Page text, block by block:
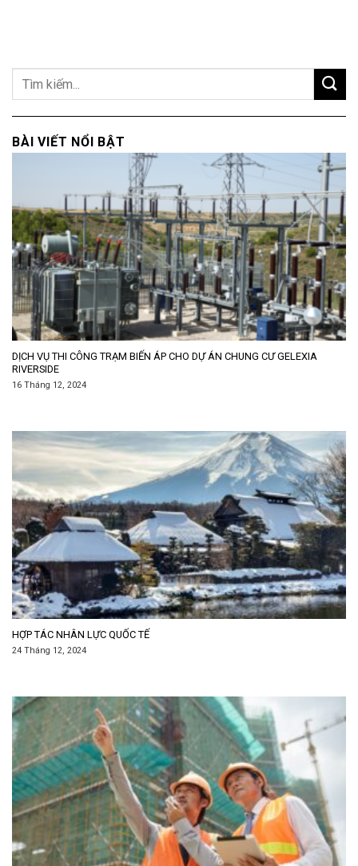
BÀI VIẾT NỔI BẬT
DỊCH VỤ THI CÔNG TRẠM BIẾN ÁP CHO DỰ ÁN CHUNG CƯ GELEXIA
RIVERSIDE
16 Tháng 12, 2024
HỢP TÁC NHÂN LỰC QUỐC TẾ
24 Tháng 12, 2024